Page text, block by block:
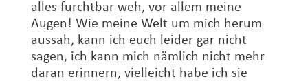
alles furchtbar weh, vor allem meine
Augen! Wie meine Welt um mich herum
aussah, kann ich euch leider gar nicht
sagen, ich kann mich nämlich nicht mehr
daran erinnern, vielleicht habe ich sie